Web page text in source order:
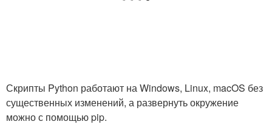
Скрипты Python работают на Windows, Linux, macOS без
существенных изменений, а развернуть окружение
можно с помощью pip.